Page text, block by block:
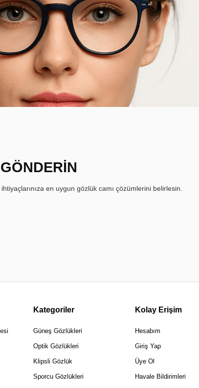
en uygun gözlük camı çözümlerini belirlesin.
Kategoriler
Güneş Gözlükleri
Optik Gözlükleri
Klipsli Gözlük
Sporcu Gözlükleri
Kolay Erişim
Hesabım
Giriş Yap
Üye Ol
Havale Bildirimleri